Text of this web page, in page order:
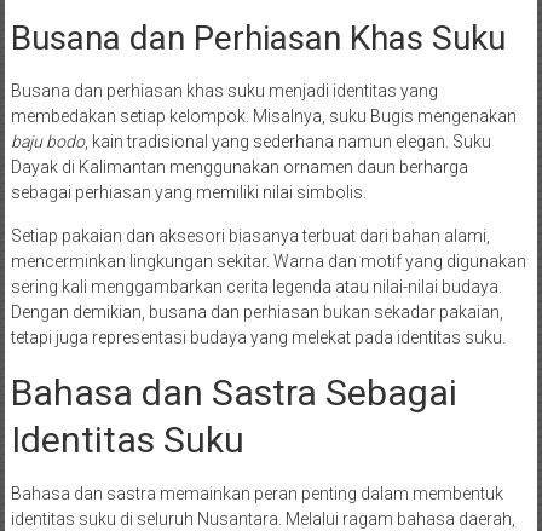
Busana dan Perhiasan Khas Suku
Busana dan perhiasan khas suku menjadi identitas yang
membedakan setiap kelompok. Misalnya, suku Bugis mengenakan
baju bodo, kain tradisional yang sederhana namun elegan. Suku
Dayak di Kalimantan menggunakan ornamen daun berharga
sebagai perhiasan yang memiliki nilai simbolis.
Setiap pakaian dan aksesori biasanya terbuat dari bahan alami,
mencerminkan lingkungan sekitar. Warna dan motif yang digunakan
sering kali menggambarkan cerita legenda atau nilai-nilai budaya.
Dengan demikian, busana dan perhiasan bukan sekadar pakaian,
tetapi juga representasi budaya yang melekat pada identitas suku.
Bahasa dan Sastra Sebagai
Identitas Suku
Bahasa dan sastra memainkan peran penting dalam membentuk
identitas suku di seluruh Nusantara. Melalui ragam bahasa daerah,